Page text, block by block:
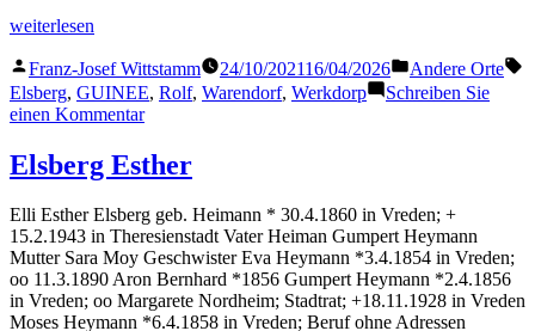
„Elsberg
weiterlesen
Veröffentlicht
von
Franz-Josef Wittstamm 24/10/202116/04/2026
Veröffentlicht
in
Andere Orte
Elsberg, GUINEE, Rolf, Warendorf, Werkdorp
Schreiben Sie
einen Kommentarzu
Rolf
Elsberg Esther
Elli Esther Elsberg geb. Heimann * 30.4.1860 in Vreden; +
15.2.1943 in Theresienstadt Vater Heiman Gumpert Heymann
Mutter Sara Moy Geschwister Eva Heymann *3.4.1854 in Vreden;
oo 11.3.1890 Aron Bernhard *1856 Gumpert Heymann *2.4.1856
in Vreden; oo Margarete Nordheim; Stadtrat; +18.11.1928 in Vreden
Moses Heymann *6.4.1858 in Vreden; Beruf ohne Adressen